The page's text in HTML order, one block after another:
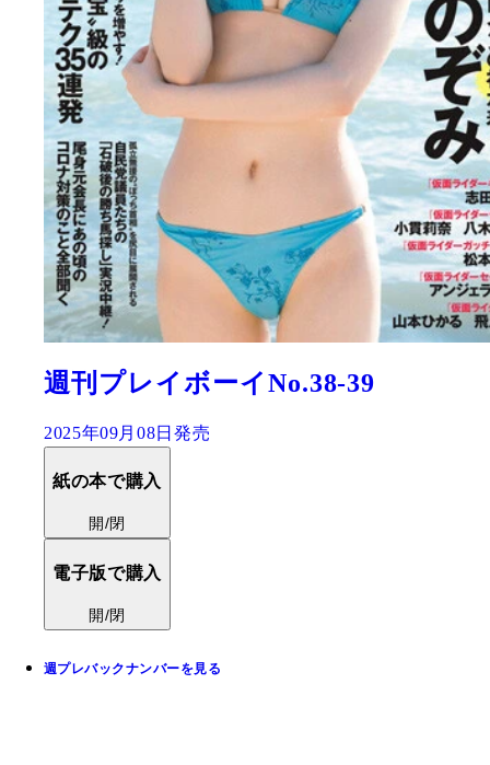
週刊プレイボーイNo.38-39
2025年09月08日発売
紙の本で購入
開/閉
電子版で購入
開/閉
週プレバックナンバーを見る